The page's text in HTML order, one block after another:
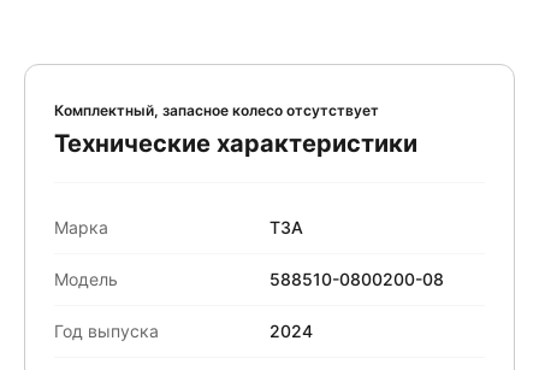
Комплектный, запасное колесо отсутствует
Технические характеристики
Марка ТЗА
Модель 588510-0800200-08
Год выпуска 2024